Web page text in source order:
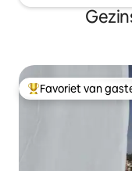
Topfavoriet van
Favoriet van